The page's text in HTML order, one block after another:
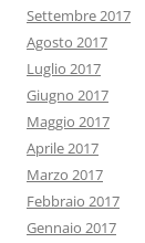
Settembre 2017
Agosto 2017
Luglio 2017
Giugno 2017
Maggio 2017
Aprile 2017
Marzo 2017
Febbraio 2017
Gennaio 2017